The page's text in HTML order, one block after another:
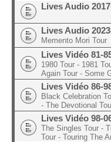
Lives Audio
Lives Audio
Memento Mori Tour
Lives Vidéo 81-
1980 Tour - 1981
Again Tour - Some
Lives Vidéo 86-
Black Celebration
- The Devotional
Lives Vidéo 98-
The Singles Tour -
Tour - Touring The